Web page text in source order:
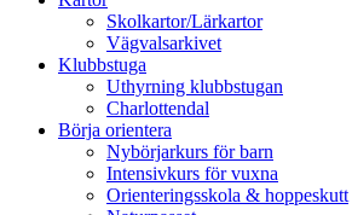
Skolkartor/Lärkartor
Vägvalsarkivet
Klubbstuga
Uthyrning klubbstugan
Charlottendal
Börja orientera
Nybörjarkurs för barn
Intensivkurs för vuxna
Orienteringsskola & hoppeskutt